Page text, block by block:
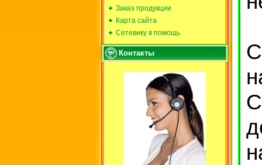
Заказ продукции
Карта сайта
Сетевику в помощь
Контакты